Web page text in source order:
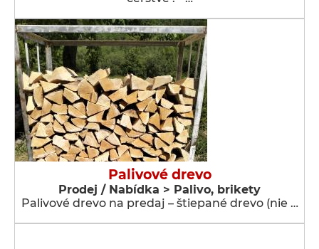
Palivové drevo
Prodej / Nabídka > Palivo, brikety
Palivové drevo na predaj – štiepané drevo (nie …